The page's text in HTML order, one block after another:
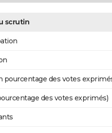
scrutin
pourcentage des votes
des votes exprimés)